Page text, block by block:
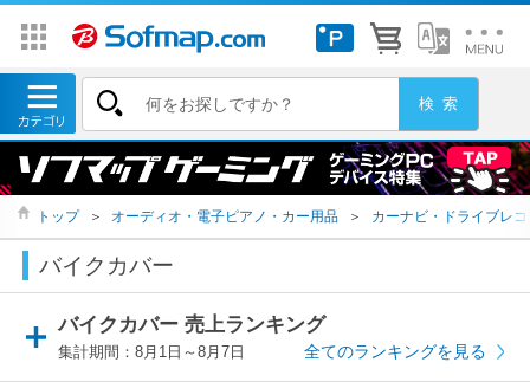
トップ ＞ オーディオ・電子ピアノ・カー用品 ＞ カーナビ・ドライブレ
バイクカバー
バイクカバー 売上ランキング
集計期間：8月1日～8月7日 全てのランキングを見る